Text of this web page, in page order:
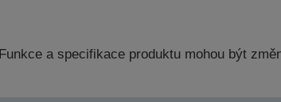
Funkce a specifikace produktu mohou být